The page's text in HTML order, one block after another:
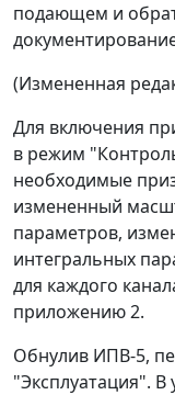
подающем и
(Измененная
Для включения
в режим
необходимые
измененный
параметров,
интегральных
для каждого
приложению 2.
Обнулив ИПВ-5,
"Эксплуатация".